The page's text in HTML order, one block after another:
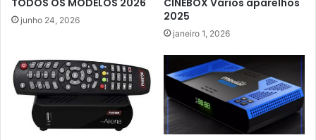
TODOS OS MODELOS 2026
junho 24, 2026
CINEBOX Vários aparelhos
2025
janeiro 1, 2026